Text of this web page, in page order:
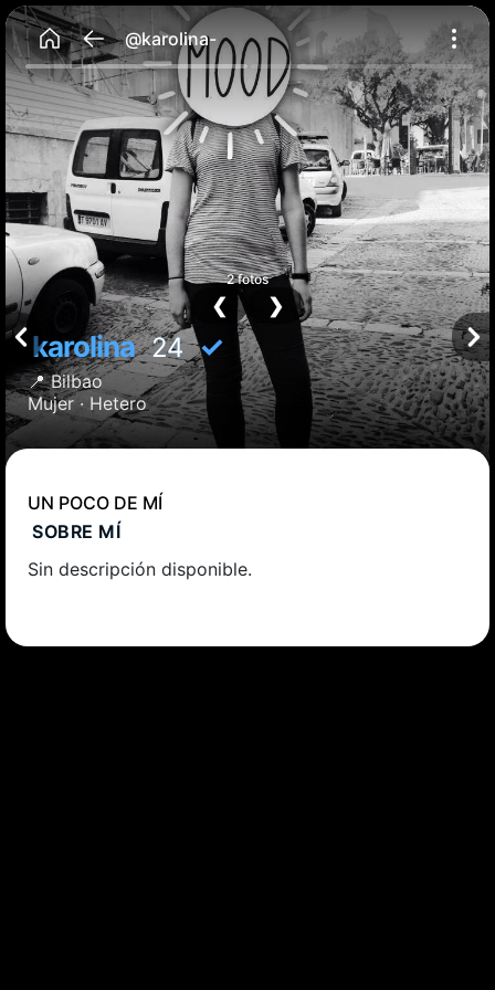
@karolina-
karolina24✓
📍Bilbao
Mujer · Hetero
2 fotos
❮ ❯
UN POCO DE MÍ
SOBRE MÍ
Sin descripción disponible.